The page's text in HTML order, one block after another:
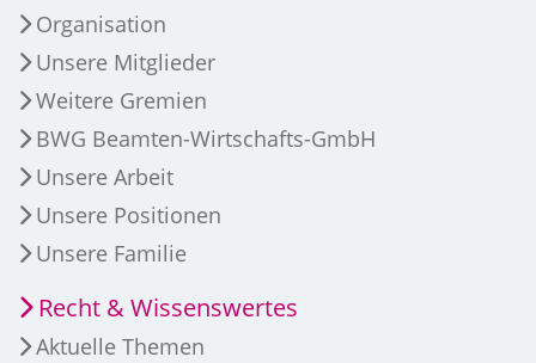
Organisation
Unsere Mitglieder
Weitere Gremien
BWG Beamten-Wirtschafts-GmbH
Unsere Arbeit
Unsere Positionen
Unsere Familie
Recht & Wissenswertes
Aktuelle Themen